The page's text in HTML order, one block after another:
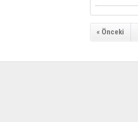
« Önceki